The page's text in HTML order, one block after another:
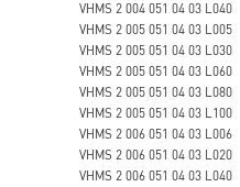
VHMS 2 004 051 04 03 L040
VHMS 2 005 051 04 03 L005
VHMS 2 005 051 04 03 L030
VHMS 2 005 051 04 03 L060
VHMS 2 005 051 04 03 L080
VHMS 2 005 051 04 03 L100
VHMS 2 006 051 04 03 L006
VHMS 2 006 051 04 03 L020
VHMS 2 006 051 04 03 L040